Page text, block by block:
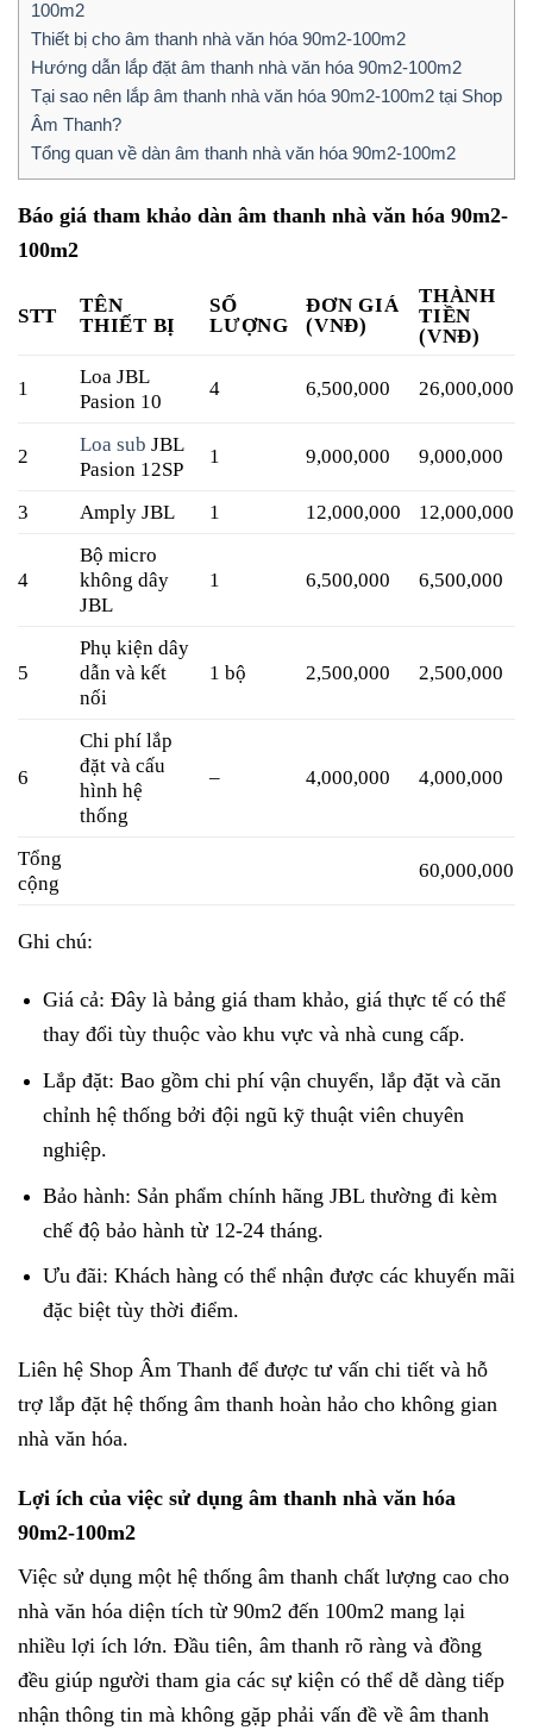
100m2
Thiết bị cho âm thanh nhà văn hóa 90m2-100m2
Hướng dẫn lắp đặt âm thanh nhà văn hóa 90m2-100m2
Tại sao nên lắp âm thanh nhà văn hóa 90m2-100m2 tại Shop
Âm Thanh?
Tổng quan về dàn âm thanh nhà văn hóa 90m2-100m2
Báo giá tham khảo dàn âm thanh nhà văn hóa 90m2-
100m2
STT
TÊN
THIẾT BỊ
SỐ
LƯỢNG
ĐƠN GIÁ
(VNĐ)
THÀNH
TIỀN
(VNĐ)
1
Loa JBL
Pasion 10
4 6,500,000 26,000,000
2
Loa sub JBL
Pasion 12SP
1 9,000,000 9,000,000
3 Amply JBL 1 12,000,000 12,000,000
4
Bộ micro
không dây
JBL
1 6,500,000 6,500,000
5
Phụ kiện dây
dẫn và kết
nối
1 bộ 2,500,000 2,500,000
6
Chi phí lắp
đặt và cấu
hình hệ
thống
– 4,000,000 4,000,000
Tổng
cộng
60,000,000
Ghi chú:
Giá cả: Đây là bảng giá tham khảo, giá thực tế có thể
thay đổi tùy thuộc vào khu vực và nhà cung cấp.
Lắp đặt: Bao gồm chi phí vận chuyển, lắp đặt và căn
chỉnh hệ thống bởi đội ngũ kỹ thuật viên chuyên
nghiệp.
Bảo hành: Sản phẩm chính hãng JBL thường đi kèm
chế độ bảo hành từ 12-24 tháng.
Ưu đãi: Khách hàng có thể nhận được các khuyến mãi
đặc biệt tùy thời điểm.
Liên hệ Shop Âm Thanh để được tư vấn chi tiết và hỗ
trợ lắp đặt hệ thống âm thanh hoàn hảo cho không gian
nhà văn hóa.
Lợi ích của việc sử dụng âm thanh nhà văn hóa
90m2-100m2
Việc sử dụng một hệ thống âm thanh chất lượng cao cho
nhà văn hóa diện tích từ 90m2 đến 100m2 mang lại
nhiều lợi ích lớn. Đầu tiên, âm thanh rõ ràng và đồng
đều giúp người tham gia các sự kiện có thể dễ dàng tiếp
nhận thông tin mà không gặp phải vấn đề về âm thanh